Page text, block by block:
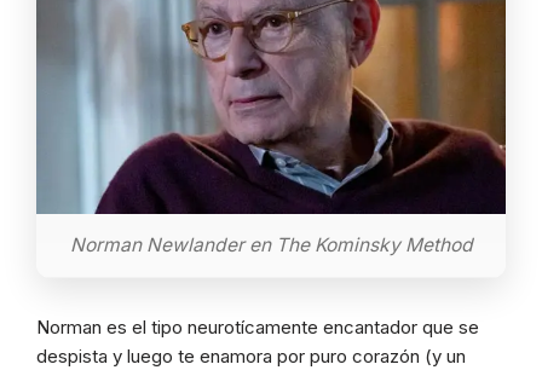
Norman Newlander en The Kominsky Method
Norman es el tipo neurotícamente encantador que se
despista y luego te enamora por puro corazón (y un